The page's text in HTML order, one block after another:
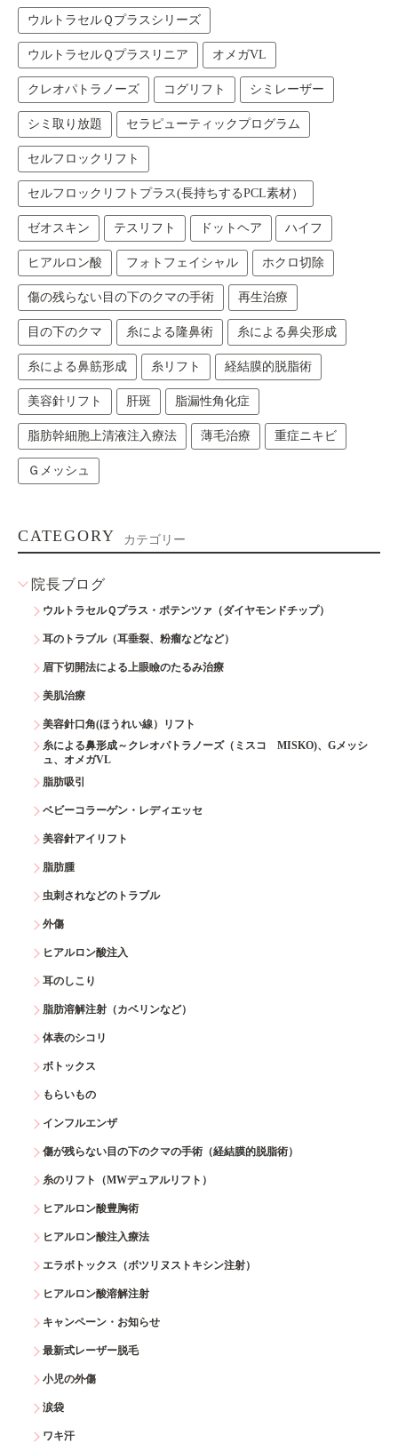
ウルトラセルＱプラスシリーズ
ウルトラセルＱプラスリニア オメガVL
クレオパトラノーズ コグリフト シミレーザー
シミ取り放題 セラピューティックプログラム
セルフロックリフト
セルフロックリフトプラス(長持ちするPCL素材）
ゼオスキン テスリフト ドットヘア ハイフ
ヒアルロン酸 フォトフェイシャル ホクロ切除
傷の残らない目の下のクマの手術 再生治療
目の下のクマ 糸による隆鼻術 糸による鼻尖形成
糸による鼻筋形成 糸リフト 経結膜的脱脂術
美容針リフト 肝斑 脂漏性角化症
脂肪幹細胞上清液注入療法 薄毛治療 重症ニキビ
Ｇメッシュ
CATEGORY カテゴリー
院長ブログ
ウルトラセルＱプラス・ポテンツァ（ダイヤモンドチップ）
耳のトラブル（耳垂裂、粉瘤などなど）
眉下切開法による上眼瞼のたるみ治療
美肌治療
美容針口角(ほうれい線）リフト
糸による鼻形成～クレオパトラノーズ（ミスコ MISKO)、Gメッシ
ュ、オメガVL
脂肪吸引
ベビーコラーゲン・レディエッセ
美容針アイリフト
脂肪腫
虫刺されなどのトラブル
外傷
ヒアルロン酸注入
耳のしこり
脂肪溶解注射（カベリンなど）
体表のシコリ
ボトックス
もらいもの
インフルエンザ
傷が残らない目の下のクマの手術（経結膜的脱脂術）
糸のリフト（MWデュアルリフト）
ヒアルロン酸豊胸術
ヒアルロン酸注入療法
エラボトックス（ボツリヌストキシン注射）
ヒアルロン酸溶解注射
キャンペーン・お知らせ
最新式レーザー脱毛
小児の外傷
涙袋
ワキ汗